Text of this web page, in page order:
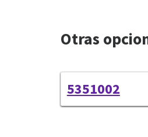
Otras
5351002